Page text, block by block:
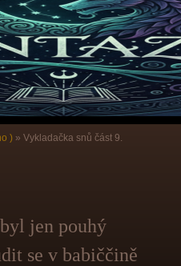
) » Vykladačka snů část 9.
jen pouhý
se v babiččině